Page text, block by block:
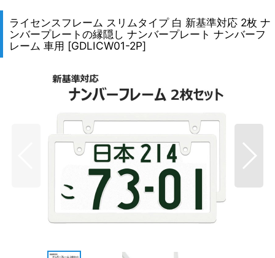
ライセンスフレーム スリムタイプ 白 新基準対応 2枚 ナ
ンバープレートの縁隠し ナンバープレート ナンバーフ
レーム 車用 [GDLICW01-2P]